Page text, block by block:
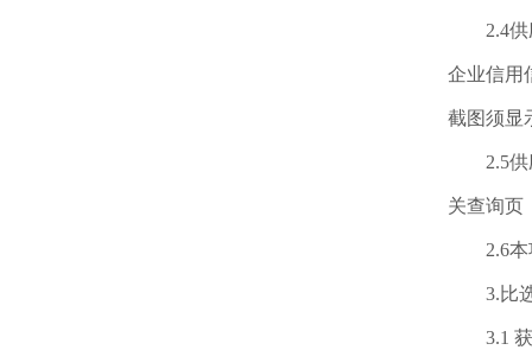
2.4供应
企业信用
截图须显
2.5供应
关查询页
2.6本项
3.比选
3.1 获取